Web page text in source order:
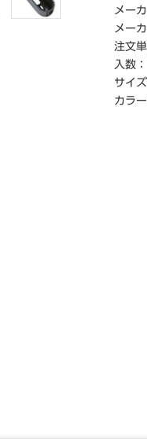
メー
メー
注文単
入数：
サイズ
カラー